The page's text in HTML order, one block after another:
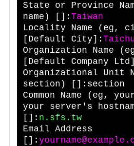
State or Province
name) []: Taiwan
Locality Name (eg,
[Default City]:
Organization Name
[Default Company
Organizational Unit
section) []:section
Common Name (eg,
your server's
[]: n.sfs.tw
Email Address
[]: